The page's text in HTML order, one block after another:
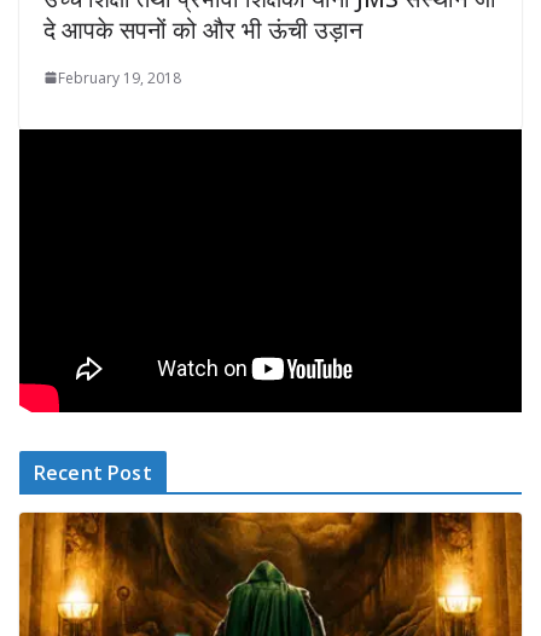
दे आपके सपनों को और भी ऊंची उड़ान
February 19, 2018
Recent Post